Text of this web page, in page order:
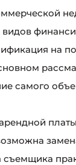
на
самого